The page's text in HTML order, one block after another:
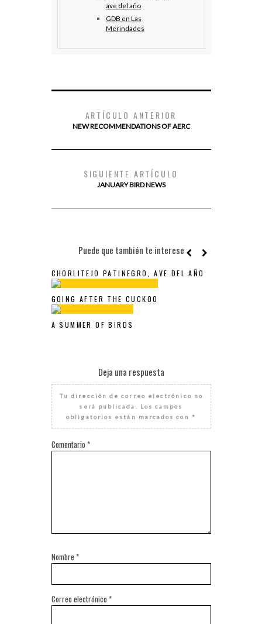
ave del año
GDB en Las
Merindades
ARTÍCULO ANTERIOR
NEW RECOMMENDATIONS OF AERC
SIGUIENTE ARTÍCULO
JANUARY BIRD NEWS
Puede que también te interese
CHORLITEJO PATINEGRO, AVE DEL AÑO
GOING AFTER THE CUCKOO
A SUMMER OF BIRDS
Deja una respuesta
Tu dirección de correo electrónico no
será publicada.
Los campos
obligatorios están marcados con *
Comentario *
Nombre *
Correo electrónico *